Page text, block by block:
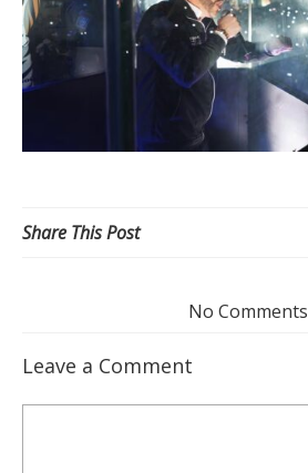
Share This Post
No Comments
Leave a Comment